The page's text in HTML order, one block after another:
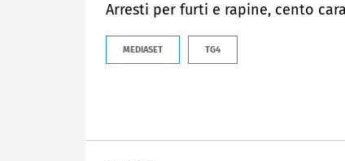
Arresti per furti e rapine, cento
MEDIASET TG4